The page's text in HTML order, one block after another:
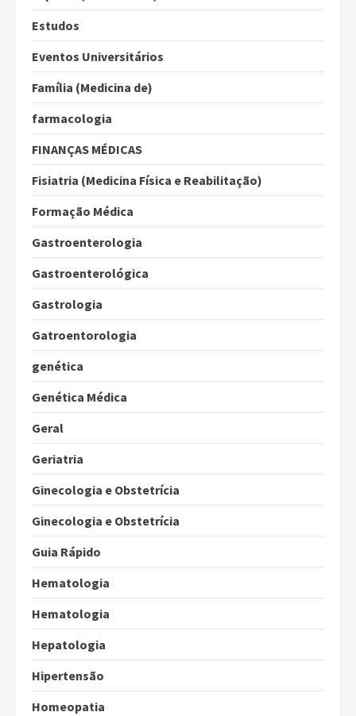
Estudos
Eventos Universitários
Família (Medicina de)
farmacologia
FINANÇAS MÉDICAS
Fisiatria (Medicina Física e Reabilitação)
Formação Médica
Gastroenterologia
Gastroenterológica
Gastrologia
Gatroentorologia
genética
Genética Médica
Geral
Geriatria
Ginecologia e Obstetrícia
Ginecologia e Obstetrícia
Guia Rápido
Hematologia
Hematologia
Hepatologia
Hipertensão
Homeopatia